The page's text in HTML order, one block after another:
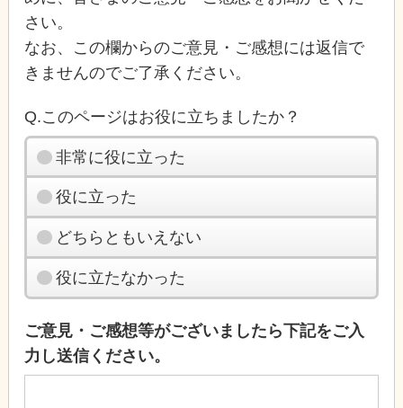
さい。
なお、この欄からのご意見・ご感想には返信で
きませんのでご了承ください。
Q.このページはお役に立ちましたか？
非常に役に立った
役に立った
どちらともいえない
役に立たなかった
ご意見・ご感想等がございましたら下記をご入
力し送信ください。